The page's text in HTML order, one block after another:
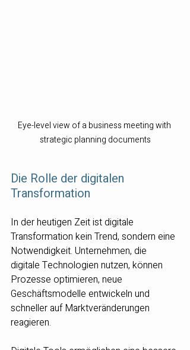
Eye-level view of a business meeting with
strategic planning documents
Die Rolle der digitalen
Transformation
In der heutigen Zeit ist digitale
Transformation kein Trend, sondern eine
Notwendigkeit. Unternehmen, die
digitale Technologien nutzen, können
Prozesse optimieren, neue
Geschäftsmodelle entwickeln und
schneller auf Marktveränderungen
reagieren.